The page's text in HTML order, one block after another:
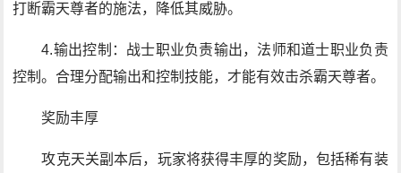
打断霸天尊者的施法，降低其威胁。
4.输出控制：战士职业负责输出，法师和道士职业负责
控制。合理分配输出和控制技能，才能有效击杀霸天尊者。
奖励丰厚
攻克天关副本后，玩家将获得丰厚的奖励，包括稀有装